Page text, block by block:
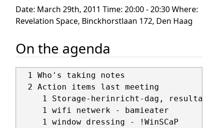
Date: March 29th, 2011 Time: 20:00 - 20:30 Where:
Revelation Space, Binckhorstlaan 172, Den Haag
On the agenda
  1 Who's taking notes
  2 Action items last meeting
1 Storage-herinricht-dag, resultaat
     1 wifi netwerk - bamieater
     1 window dressing - !WinSCaP